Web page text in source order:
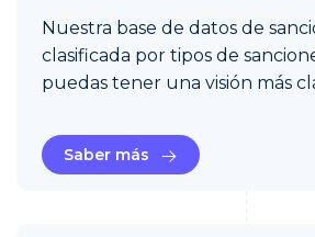
Nuestra base de datos de
clasificada por tipos de
puedas tener una visión más
Saber más